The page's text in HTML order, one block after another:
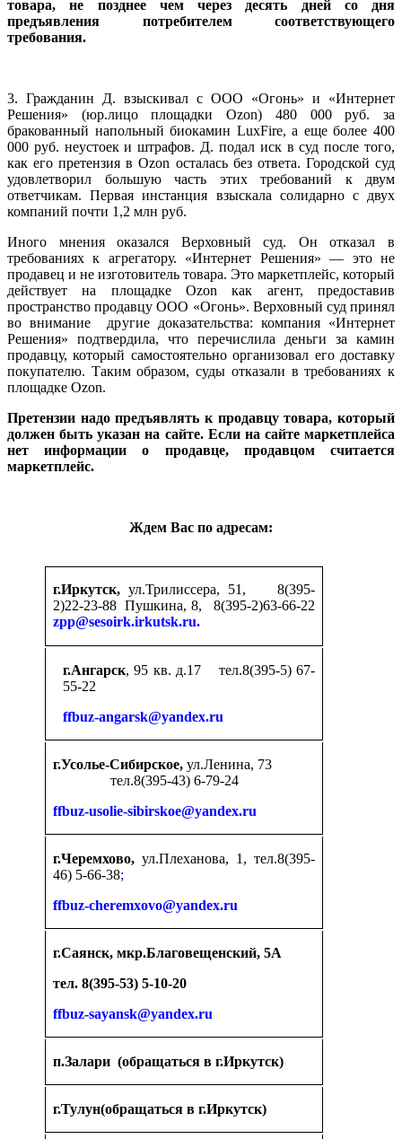
товара, не позднее чем через десять дней со дня
предъявления потребителем соответствующего
требования.
3. Гражданин Д. взыскивал с ООО «Огонь» и «Интернет
Решения» (юр.лицо площадки Ozon) 480 000 руб. за
бракованный напольный биокамин LuxFire, а еще более 400
000 руб. неустоек и штрафов. Д. подал иск в суд после того,
как его претензия в Ozon осталась без ответа. Городской суд
удовлетворил большую часть этих требований к двум
ответчикам. Первая инстанция взыскала солидарно с двух
компаний почти 1,2 млн руб.
Иного мнения оказался Верховный суд. Он отказал в
требованиях к агрегатору. «Интернет Решения» — это не
продавец и не изготовитель товара. Это маркетплейс, который
действует на площадке Ozon как агент, предоставив
пространство продавцу ООО «Огонь». Верховный суд принял
во внимание другие доказательства: компания «Интернет
Решения» подтвердила, что перечислила деньги за камин
продавцу, который самостоятельно организовал его доставку
покупателю. Таким образом, суды отказали в требованиях к
площадке Ozon.
Претензии надо предъявлять к продавцу товара, который
должен быть указан на сайте. Если на сайте маркетплейса
нет информации о продавце, продавцом считается
маркетплейс.
Ждем Вас по адресам:
г.Иркутск, ул.Трилиссера, 51, 8(395-
2)22-23-88 Пушкина, 8, 8(395-2)63-66-22
zpp@sesoirk.irkutsk.ru.
г.Ангарск, 95 кв. д.17 тел.8(395-5) 67-
55-22
ffbuz-angarsk@yandex.ru
г.Усолье-Сибирское, ул.Ленина, 73
тел.8(395-43) 6-79-24
ffbuz-usolie-sibirskoe@yandex.ru
г.Черемхово, ул.Плеханова, 1, тел.8(395-
46) 5-66-38;
ffbuz-cheremxovo@yandex.ru
г.Саянск, мкр.Благовещенский, 5А
тел. 8(395-53) 5-10-20
ffbuz-sayansk@yandex.ru
п.Залари (обращаться в г.Иркутск)
г.Тулун(обращаться в г.Иркутск)